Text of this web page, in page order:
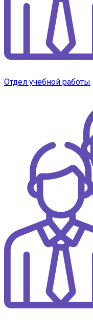
Отдел учебной работы